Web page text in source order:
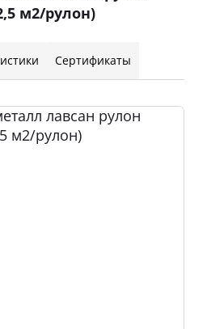
м2/рулон)
Сертификаты